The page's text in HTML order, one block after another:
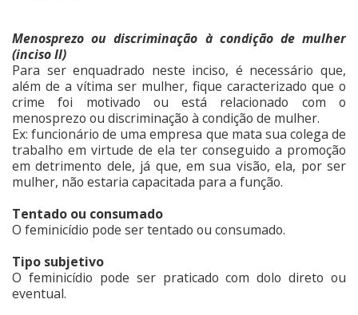
Menosprezo ou discriminação à condição de mulher
(inciso II)
Para ser enquadrado neste inciso, é necessário que,
além de a vítima ser mulher, fique caracterizado que o
crime foi motivado ou está relacionado com o
menosprezo ou discriminação à condição de mulher.
Ex: funcionário de uma empresa que mata sua colega de
trabalho em virtude de ela ter conseguido a promoção
em detrimento dele, já que, em sua visão, ela, por ser
mulher, não estaria capacitada para a função.
Tentado ou consumado
O feminicídio pode ser tentado ou consumado.
Tipo subjetivo
O feminicídio pode ser praticado com dolo direto ou
eventual.